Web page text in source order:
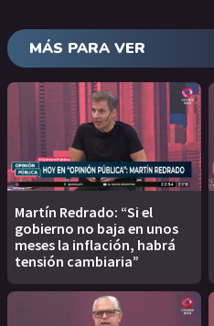
MÁS PARA VER
Martín Redrado: “Si el
gobierno no baja en unos
meses la inflación, habrá
tensión cambiaria”